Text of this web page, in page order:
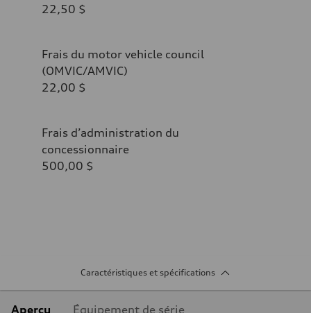
22,50 $
Frais du motor vehicle council
(OMVIC/AMVIC)
22,00 $
Frais d’administration du
concessionnaire
500,00 $
Caractéristiques et spécifications
Aperçu Équipement de série